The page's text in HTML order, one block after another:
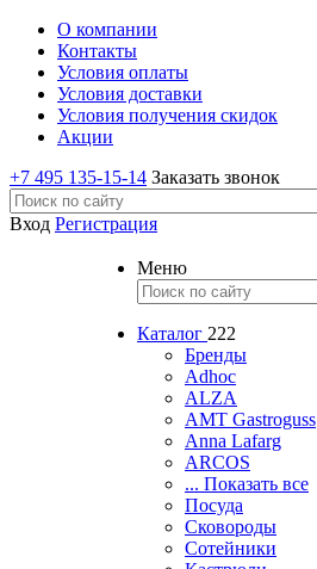
О компании
Контакты
Условия оплаты
Условия доставки
Условия получения скидок
Акции
+7 495 135-15-14 Заказать звонок
Вход Регистрация
Меню
Каталог 222
Бренды
Adhoc
ALZA
AMT Gastroguss
Anna Lafarg
ARCOS
... Показать все
Посуда
Сковороды
Сотейники